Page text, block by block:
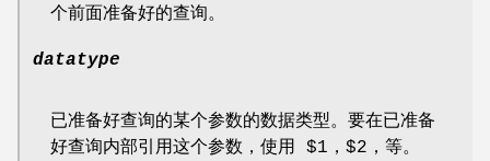
个前面准备好的查询。
datatype
已准备好查询的某个参数的数据类型。要在已准备
好查询内部引用这个参数，使用 $1，$2，等。